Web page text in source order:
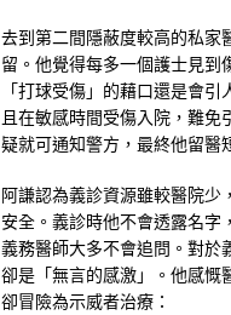
去到第二間隱蔽度較高的私家
留。他覺得每多一個護士見到
「打球受傷」的藉口還是會
且在敏感時間受傷入院，難
疑就可通知警方，最終他留醫
阿謙認為義診資源雖較醫院少
安全。義診時他不會透露名字
義務醫師大多不會追問。對於
卻是「無言的感激」。他感慨
卻冒險為示威者治療：